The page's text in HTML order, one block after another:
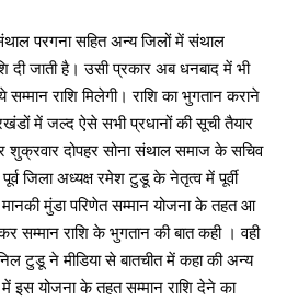
परगना सहित अन्य जिलों में संथाल
दी जाती है। उसी प्रकार अब धनबाद में भी
राशि मिलेगी। राशि का भुगतान कराने
में जल्द ऐसे सभी प्रधानों की सूची तैयार
दोपहर सोना संथाल समाज के सचिव
जिला अध्यक्ष रमेश टुडू के नेतृत्व में पूर्वी
मुंडा परिणेत सम्मान योजना के तहत आ
सम्मान राशि के भुगतान की बात कही । वही
टुडू ने मीडिया से बातचीत में कहा की अन्य
इस योजना के तहत सम्मान राशि देने का